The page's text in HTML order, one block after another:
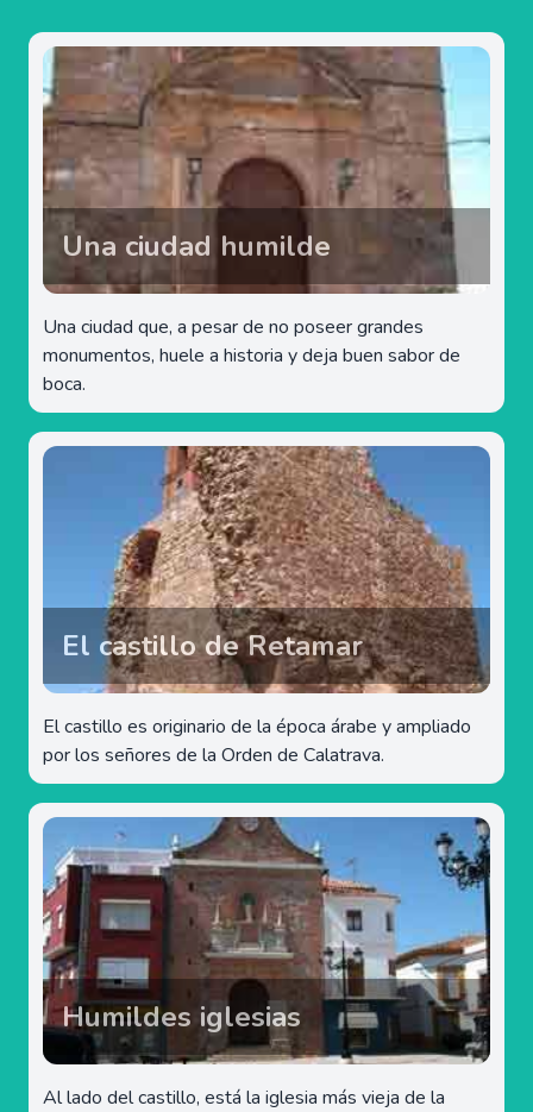
Una ciudad humilde
Una ciudad que, a pesar de no poseer grandes
monumentos, huele a historia y deja buen sabor de
boca.
El castillo de Retamar
El castillo es originario de la época árabe y ampliado
por los señores de la Orden de Calatrava.
Humildes iglesias
Al lado del castillo, está la iglesia más vieja de la